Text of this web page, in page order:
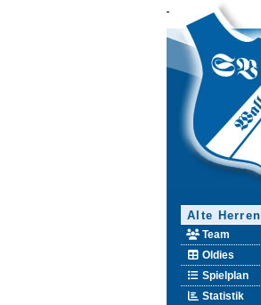
Alte Herren
Team
Oldies
Spielplan
Statistik